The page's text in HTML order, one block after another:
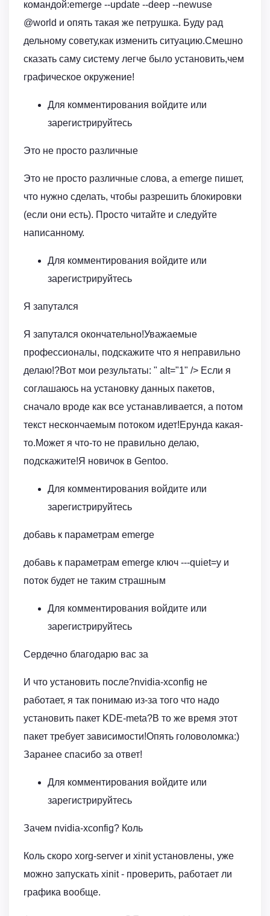
командой:emerge --update --deep --newuse
@world и опять такая же петрушка. Буду рад
дельному совету,как изменить ситуацию.Смешно
сказать саму систему легче было установить,чем
графическое окружение!
Для комментирования войдите или
зарегистрируйтесь
Это не просто различные
Это не просто различные слова, а emerge пишет,
что нужно сделать, чтобы разрешить блокировки
(если они есть). Просто читайте и следуйте
написанному.
Для комментирования войдите или
зарегистрируйтесь
Я запутался
Я запутался окончательно!Уважаемые
профессионалы, подскажите что я неправильно
делаю!?Вот мои результаты: " alt="1" /> Если я
соглашаюсь на установку данных пакетов,
сначало вроде как все устанавливается, а потом
текст нескончаемым потоком идет!Ерунда какая-
то.Может я что-то не правильно делаю,
подскажите!Я новичок в Gentoo.
Для комментирования войдите или
зарегистрируйтесь
добавь к параметрам emerge
добавь к параметрам emerge ключ ---quiet=y и
поток будет не таким страшным
Для комментирования войдите или
зарегистрируйтесь
Сердечно благодарю вас за
И что установить после?nvidia-xconfig не
работает, я так понимаю из-за того что надо
установить пакет KDE-meta?В то же время этот
пакет требует зависимости!Опять головоломка:)
Заранее спасибо за ответ!
Для комментирования войдите или
зарегистрируйтесь
Зачем nvidia-xconfig? Коль
Коль скоро xorg-server и xinit установлены, уже
можно запускать xinit - проверить, работает ли
графика вообще.